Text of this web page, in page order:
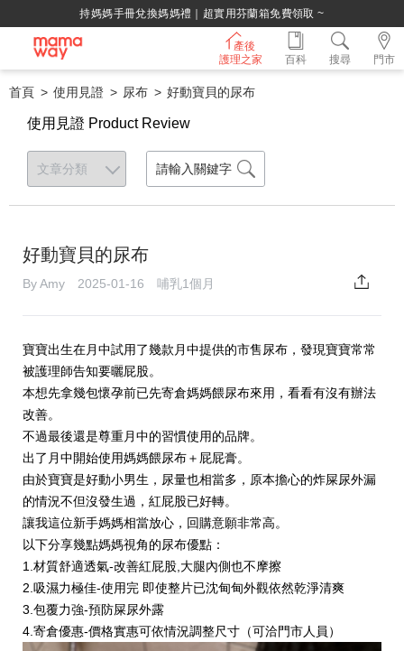
持媽媽手冊兌換媽媽禮｜超實用芬蘭箱免費領取 ~
產後
護理之家
門市
百科 搜尋
首頁 使用見證 尿布 好動寶貝的尿布
使用見證 Product Review
好動寶貝的尿布
By Amy 2025-01-16 哺乳1個月
寶寶出生在月中試用了幾款月中提供的市售尿布，發現寶寶常常
被護理師告知要曬屁股。
本想先拿幾包懷孕前已先寄倉媽媽餵尿布來用，看看有沒有辦法
改善。
不過最後還是尊重月中的習慣使用的品牌。
出了月中開始使用媽媽餵尿布＋屁屁膏。
由於寶寶是好動小男生，尿量也相當多，原本擔心的炸屎尿外漏
的情況不但沒發生過，紅屁股已好轉。
讓我這位新手媽媽相當放心，回購意願非常高。
以下分享幾點媽媽視角的尿布優點：
1.材質舒適透氣-改善紅屁股,大腿內側也不摩擦
2.吸濕力極佳-使用完 即使整片已沈甸甸外觀依然乾淨清爽
3.包覆力強-預防屎尿外露
4.寄倉優惠-價格實惠可依情況調整尺寸（可洽門市人員）